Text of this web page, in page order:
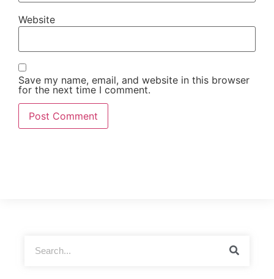
Website
Save my name, email, and website in this browser
for the next time I comment.